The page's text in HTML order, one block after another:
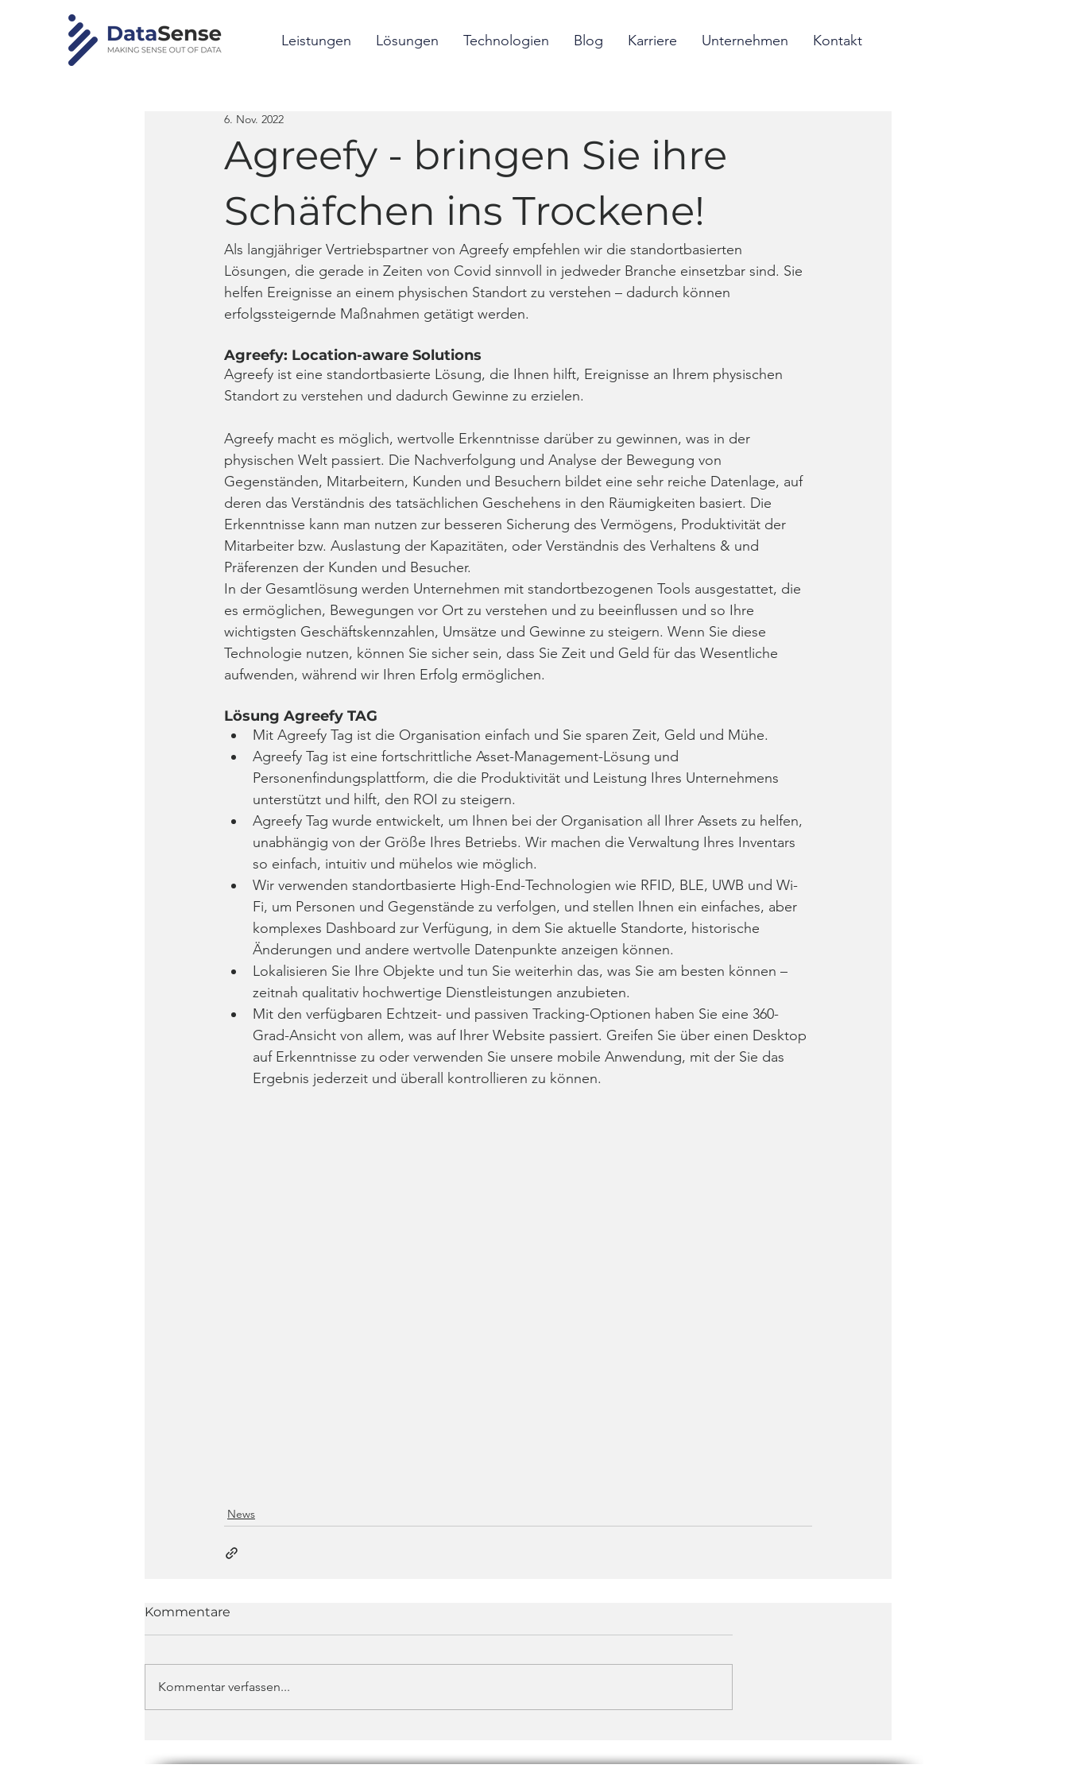
Leistungen Lösungen Technologien Blog Karriere Unternehmen Kontakt
Agreefy - bringen Sie ihre
Schäfchen ins Trockene!
6. Nov. 2022
Als langjähriger Vertriebspartner von Agreefy empfehlen wir die standortbasierten
Lösungen, die gerade in Zeiten von Covid sinnvoll in jedweder Branche einsetzbar sind. Sie
helfen Ereignisse an einem physischen Standort zu verstehen – dadurch können
erfolgssteigernde Maßnahmen getätigt werden.
Agreefy: Location-aware Solutions
Agreefy ist eine standortbasierte Lösung, die Ihnen hilft, Ereignisse an Ihrem physischen
Standort zu verstehen und dadurch Gewinne zu erzielen.
Agreefy macht es möglich, wertvolle Erkenntnisse darüber zu gewinnen, was in der
physischen Welt passiert. Die Nachverfolgung und Analyse der Bewegung von
Gegenständen, Mitarbeitern, Kunden und Besuchern bildet eine sehr reiche Datenlage, auf
deren das Verständnis des tatsächlichen Geschehens in den Räumigkeiten basiert. Die
Erkenntnisse kann man nutzen zur besseren Sicherung des Vermögens, Produktivität der
Mitarbeiter bzw. Auslastung der Kapazitäten, oder Verständnis des Verhaltens & und
Präferenzen der Kunden und Besucher.
In der Gesamtlösung werden Unternehmen mit standortbezogenen Tools ausgestattet, die
es ermöglichen, Bewegungen vor Ort zu verstehen und zu beeinflussen und so Ihre
wichtigsten Geschäftskennzahlen, Umsätze und Gewinne zu steigern. Wenn Sie diese
Technologie nutzen, können Sie sicher sein, dass Sie Zeit und Geld für das Wesentliche
aufwenden, während wir Ihren Erfolg ermöglichen.
Lösung Agreefy TAG
Mit Agreefy Tag ist die Organisation einfach und Sie sparen Zeit, Geld und Mühe.
Agreefy Tag ist eine fortschrittliche Asset-Management-Lösung und
Personenfindungsplattform, die die Produktivität und Leistung Ihres Unternehmens
unterstützt und hilft, den ROI zu steigern.
Agreefy Tag wurde entwickelt, um Ihnen bei der Organisation all Ihrer Assets zu helfen,
unabhängig von der Größe Ihres Betriebs. Wir machen die Verwaltung Ihres Inventars
so einfach, intuitiv und mühelos wie möglich.
Wir verwenden standortbasierte High-End-Technologien wie RFID, BLE, UWB und Wi-
Fi, um Personen und Gegenstände zu verfolgen, und stellen Ihnen ein einfaches, aber
komplexes Dashboard zur Verfügung, in dem Sie aktuelle Standorte, historische
Änderungen und andere wertvolle Datenpunkte anzeigen können.
Lokalisieren Sie Ihre Objekte und tun Sie weiterhin das, was Sie am besten können –
zeitnah qualitativ hochwertige Dienstleistungen anzubieten.
Mit den verfügbaren Echtzeit- und passiven Tracking-Optionen haben Sie eine 360-
Grad-Ansicht von allem, was auf Ihrer Website passiert. Greifen Sie über einen Desktop
auf Erkenntnisse zu oder verwenden Sie unsere mobile Anwendung, mit der Sie das
Ergebnis jederzeit und überall kontrollieren zu können.
News
Kommentare
Kommentar verfassen...